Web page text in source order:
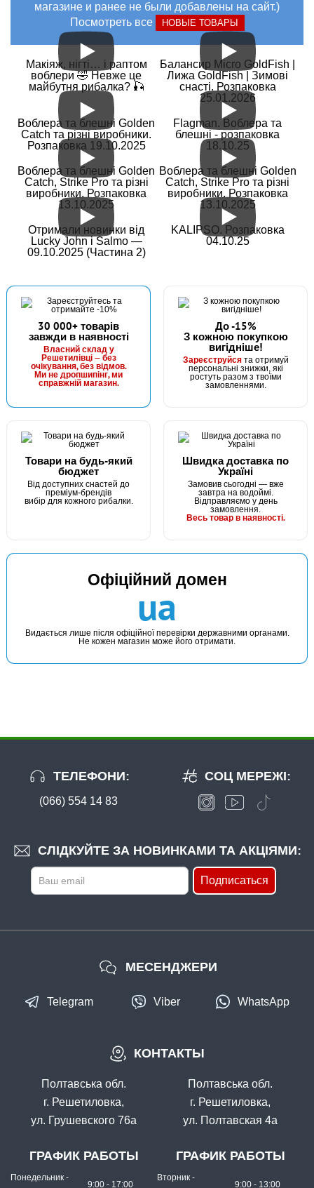
магазине и ранее не были добавлены на сайт.)
Посмотреть все
НОВЫЕ ТОВАРЫ
Макіяж, нігті… і раптом
воблери 🤣 Невже це
майбутня рибалка? 🎣
Балансир Micro GoldFish |
Лижа GoldFish | Зимові
снасті. Розпаковка
25.01.2026
Воблера та блешні Golden
Catch та різні виробники.
Розпаковка 19.10.2025
Flagman. Воблера та
блешні - розпаковка
18.10.25
Воблера та блешні Golden
Catch, Strike Pro та різні
виробники. Розпаковка
13.10.2025
Воблера та блешні Golden
Catch, Strike Pro та різні
виробники. Розпаковка
13.10.2025
Отримали новинки від
Lucky John і Salmo —
09.10.2025 (Частина 2)
KALIPSO. Розпаковка
04.10.25
30 000+ товарів
завжди в наявності
Власний склад у
Решетилівці — без
очікування, без відмов.
Ми не дропшипінг, ми
справжній магазин.
До -15%
З кожною покупкою
вигідніше!
Зареєструйсята отримуй
персональні знижки, які
ростуть разом з твоїми
замовленнями.
Товари на будь-який
бюджет
Від доступних снастей до
преміум-брендів
вибір для кожного рибалки.
Швидка доставка по
Україні
Замовив сьогодні — вже
завтра на водоймі.
Відправляємо у день
замовлення.
Весь товар в наявності.
Офіційний домен
ua
Видається лише після офіційної перевірки державними органами.
Не кожен магазин може його отримати.
ТЕЛЕФОНИ:
(066) 554 14 83
СЛІДКУЙТЕ ЗА НОВИНКАМИ ТА АКЦІЯМИ:
Подписаться
СОЦ МЕРЕЖІ:
КОНТАКТЫ
Полтавська обл.
г. Решетиловка,
ул. Грушевского 76а
ГРАФИК РАБОТЫ
Понедельник -
9:00 - 17:00
Полтавська обл.
г. Решетиловка,
ул. Полтавская 4а
ГРАФИК РАБОТЫ
Вторник -
9:00 - 13:00
МЕСЕНДЖЕРИ
Telegram Viber WhatsApp